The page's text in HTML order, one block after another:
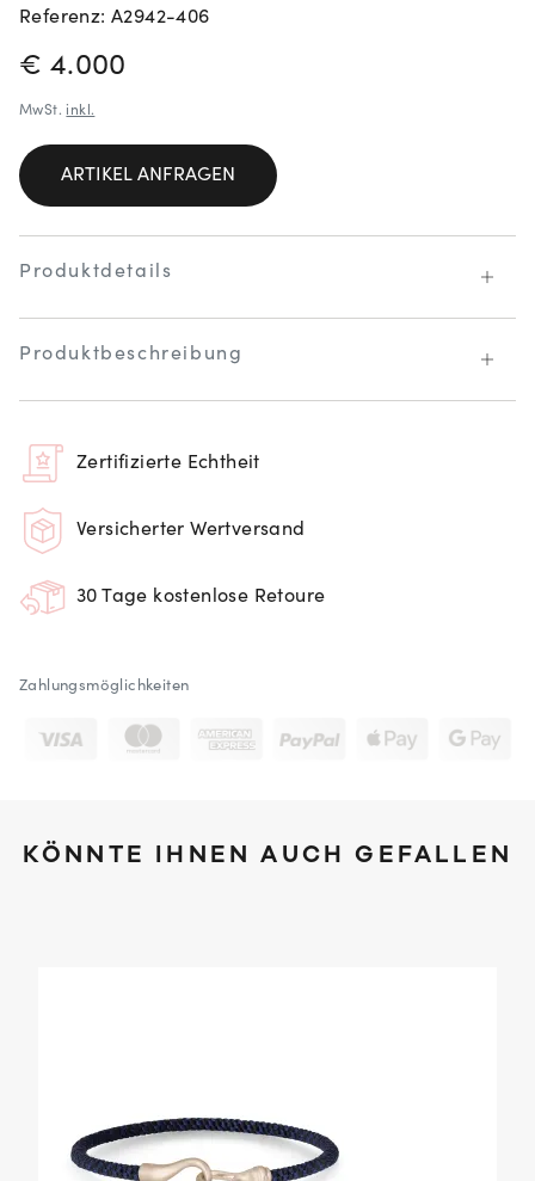
Referenz: A2942-406
PREISINFORMATIONEN
€ 4.000
MwSt. inkl.
ARTIKEL ANFRAGEN
Produktdetails
Produktbeschreibung
Zertifizierte Echtheit
Versicherter Wertversand
30 Tage kostenlose Retoure
Zahlungsmöglichkeiten
KÖNNTE IHNEN AUCH GEFALLEN